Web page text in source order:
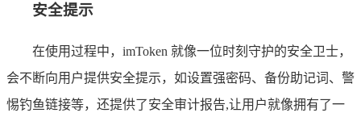
安全提示
在使用过程中，imToken 就像一位时刻守护的安全卫士，
会不断向用户提供安全提示，如设置强密码、备份助记词、警
惕钓鱼链接等，还提供了安全审计报告,让用户就像拥有了一